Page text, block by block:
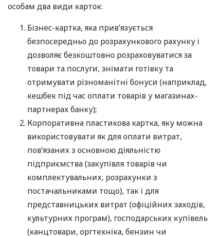
особам два види карток:
Бізнес-картка, яка прив’язується
безпосередньо до розрахункового рахунку і
дозволяє безкоштовно розраховуватися за
товари та послуги, знімати готівку та
отримувати різноманітні бонуси (наприклад,
кешбек під час оплати товарів у магазинах-
партнерах банку);
Корпоративна пластикова картка, яку можна
використовувати як для оплати витрат,
пов’язаних з основною діяльністю
підприємства (закупівля товарів чи
комплектувальних, розрахунки з
постачальниками тощо), так і для
представницьких витрат (офіційних заходів,
культурних програм), господарських купівель
(канцтовари, оргтехніка, бензин чи